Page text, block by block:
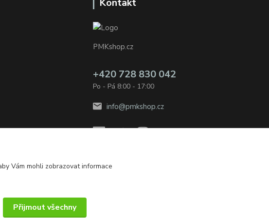
Kontakt
PMKshop.cz
+420 728 830 042
Po - Pá 8:00 - 17:00
info@pmkshop.cz
Vám mohli zobrazovat informace
Přijmout všechny